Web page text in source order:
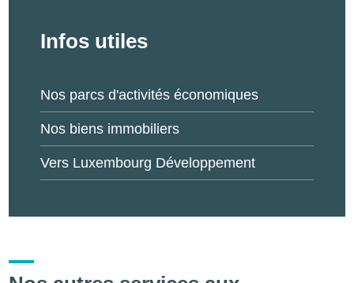
Infos utiles
Nos parcs d'activités économiques
Nos biens immobiliers
Vers Luxembourg Développement